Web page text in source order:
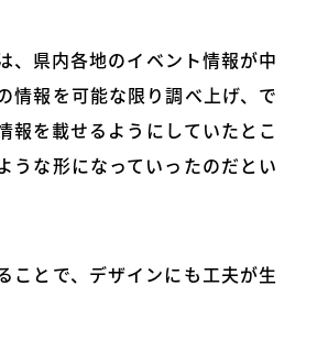
、県内各地のイベント情報が中
情報を可能な限り調べ上げ、で
報を載せるようにしていたとこ
うな形になっていったのだとい
ことで、デザインにも工夫が生